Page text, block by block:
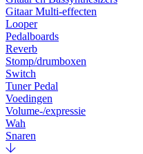
Gitaar Multi-effecten
Looper
Pedalboards
Reverb
Stomp/drumboxen
Switch
Tuner Pedal
Voedingen
Volume-/expressie
Wah
Snaren